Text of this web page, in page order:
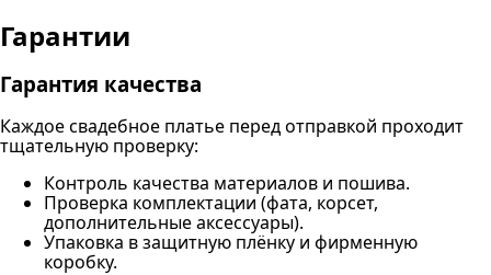
Гарантии
Гарантия качества
Каждое свадебное платье перед отправкой проходит
тщательную проверку:
Контроль качества материалов и пошива.
Проверка комплектации (фата, корсет,
дополнительные аксессуары).
Упаковка в защитную плёнку и фирменную
коробку.